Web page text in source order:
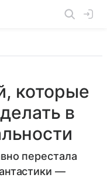
которые
в
перестала
—